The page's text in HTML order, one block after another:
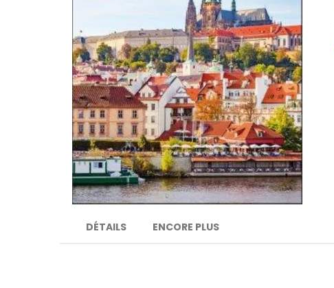
DÉTAILS ENCORE PLUS